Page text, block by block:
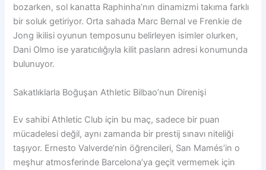
bozarken, sol kanatta Raphinha’nın dinamizmi takıma farklı
bir soluk getiriyor. Orta sahada Marc Bernal ve Frenkie de
Jong ikilisi oyunun temposunu belirleyen isimler olurken,
Dani Olmo ise yaratıcılığıyla kilit pasların adresi konumunda
bulunuyor.
Sakatlıklarla Boğuşan Athletic Bilbao’nun Direnişi
Ev sahibi Athletic Club için bu maç, sadece bir puan
mücadelesi değil, aynı zamanda bir prestij sınavı niteliği
taşıyor. Ernesto Valverde’nin öğrencileri, San Mamés’in o
meşhur atmosferinde Barcelona’ya geçit vermemek için